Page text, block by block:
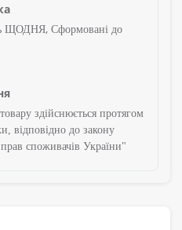
ЩОДНЯ, Сформовані до
здійснюється протягом
відповідно до закону
споживачів України"